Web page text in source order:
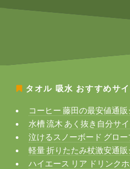
タオル 吸水 おすすめサイ
コーヒー 藤田の最安値通
水槽 流木 あく抜き自分サ
泣けるスノーボード グロー
軽量 折りたたみ杖激安通
ハイエース リア ドリンク